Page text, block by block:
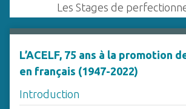
Les Stages de
L’ACELF, 75 ans à la promotion
en français (1947-2022)
Introduction